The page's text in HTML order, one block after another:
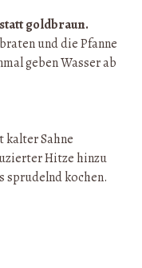
goldbraun.
und die Pfanne
geben Wasser ab
kalter Sahne
Hitze hinzu
sprudelnd kochen.